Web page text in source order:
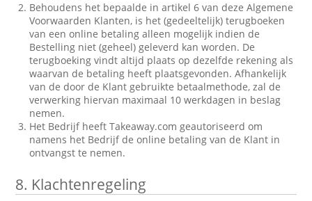
Behoudens het bepaalde in artikel 6 van deze Algemene
Voorwaarden Klanten, is het (gedeeltelijk) terugboeken
van een online betaling alleen mogelijk indien de
Bestelling niet (geheel) geleverd kan worden. De
terugboeking vindt altijd plaats op dezelfde rekening als
waarvan de betaling heeft plaatsgevonden. Afhankelijk
van de door de Klant gebruikte betaalmethode, zal de
verwerking hiervan maximaal 10 werkdagen in beslag
nemen.
Het Bedrijf heeft Takeaway.com geautoriseerd om
namens het Bedrijf de online betaling van de Klant in
ontvangst te nemen.
8. Klachtenregeling